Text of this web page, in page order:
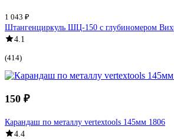
1 043 ₽
Штангенциркуль ШЦ-150 с глубиномером
4.1
(414)
150 ₽
Карандаш по металлу vertextools 145мм 1806
4.4